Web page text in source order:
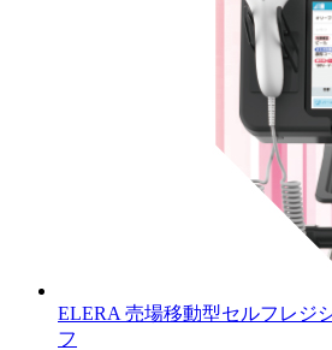
ELERA 売場移動型セルフレジ
フ